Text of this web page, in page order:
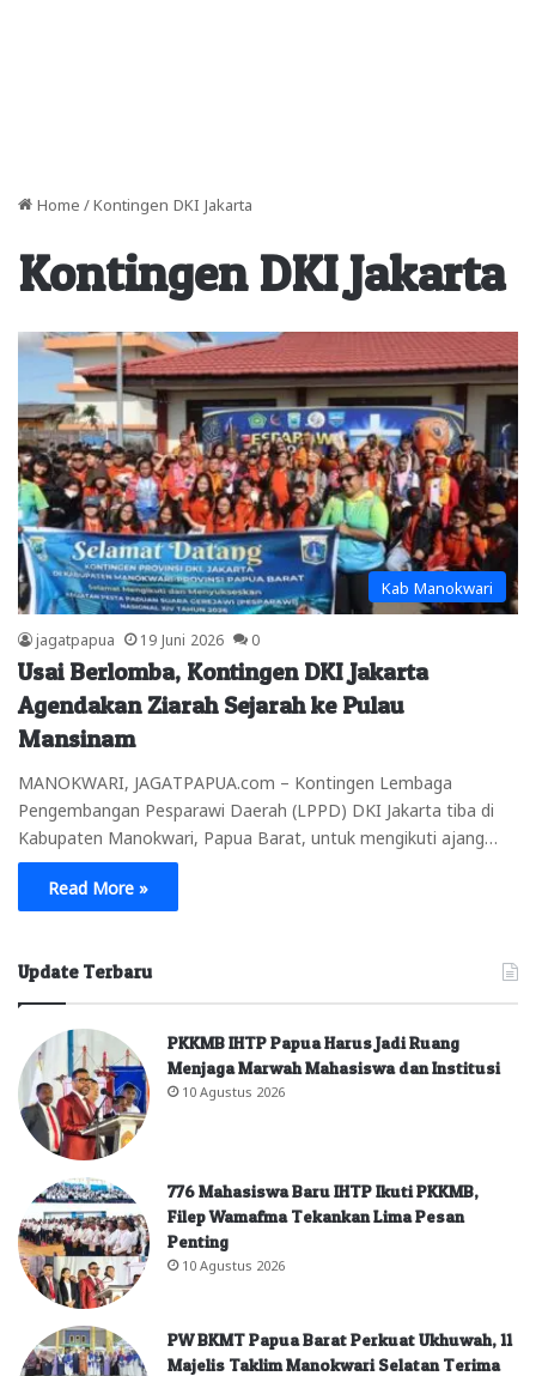
Home / Kontingen DKI Jakarta
Kontingen DKI Jakarta
Kab Manokwari
jagatpapua 19 Juni 2026 0
Usai Berlomba, Kontingen DKI Jakarta
Agendakan Ziarah Sejarah ke Pulau
Mansinam
MANOKWARI, JAGATPAPUA.com – Kontingen Lembaga
Pengembangan Pesparawi Daerah (LPPD) DKI Jakarta tiba di
Kabupaten Manokwari, Papua Barat, untuk mengikuti ajang…
Read More »
Update Terbaru
PKKMB IHTP Papua Harus Jadi Ruang
Menjaga Marwah Mahasiswa dan Institusi
10 Agustus 2026
776 Mahasiswa Baru IHTP Ikuti PKKMB,
Filep Wamafma Tekankan Lima Pesan
Penting
10 Agustus 2026
PW BKMT Papua Barat Perkuat Ukhuwah, 11
Majelis Taklim Manokwari Selatan Terima